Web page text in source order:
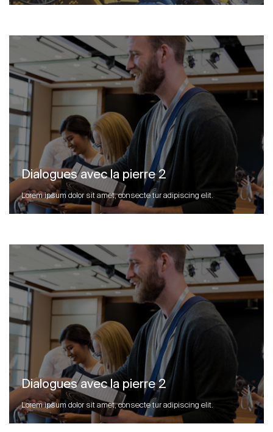
Dialogues avec la pierre 2
Lorem ipsum dolor sit amet, consecte tur adipiscing elit.
Dialogues avec la pierre 2
Lorem ipsum dolor sit amet, consecte tur adipiscing elit.